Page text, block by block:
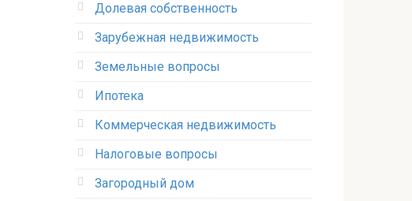
Долевая собственность
Зарубежная недвижимость
Земельные вопросы
Ипотека
Коммерческая недвижимость
Налоговые вопросы
Загородный дом